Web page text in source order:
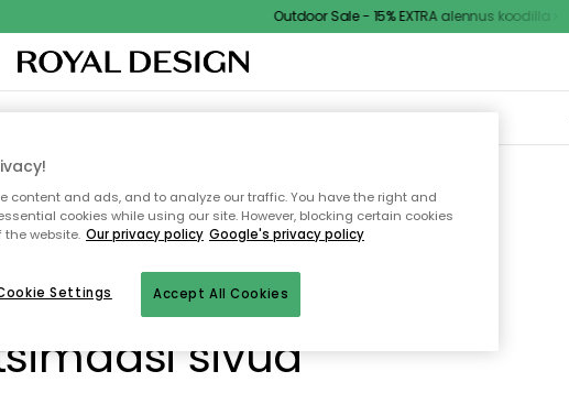
Outdoor Sale - 15% EXTRA alennus koodilla
& MATOTKEITTIÖSÄILYTYSULKOKALUSTEET
valitettavasti löydä
sivua
content and ads, and to analyze our traffic. You have the right and
cookies while using our site. However, blocking certain cookies
the website. Our privacy policy Google's privacy policy
Accept All Cookies
Settings